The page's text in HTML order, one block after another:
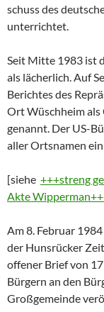
schuss des
unterrichtet.
Seit Mitte 1983 ist
als lächerlich. Auf
Berichtes des
Ort Wüschheim
genannt. Der US-
aller Ortsnamen
[siehe +++streng
Akte
Am 8. Februar
der Hunsrücker
offener Brief von
Bürgern an den
Großgemeinde